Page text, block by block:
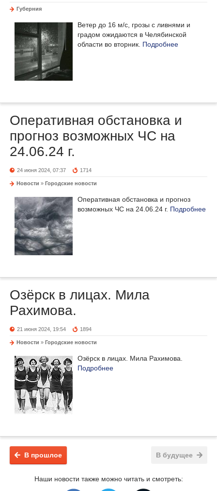
Губерния
Ветер до 16 м/с, грозы с ливнями и
градом ожидаются в Челябинской
области во вторник. Подробнее
Оперативная обстановка и
прогноз возможных ЧС на
24.06.24 г.
24 июня 2024, 07:37 1714
Новости » Городские новости
Оперативная обстановка и прогноз
возможных ЧС на 24.06.24 г. Подробнее
Озёрск в лицах. Мила
Рахимова.
21 июня 2024, 19:54 1894
Новости » Городские новости
Озёрск в лицах. Мила Рахимова.
Подробнее
В будущее
В прошлое
Наши новости также можно читать и смотреть: